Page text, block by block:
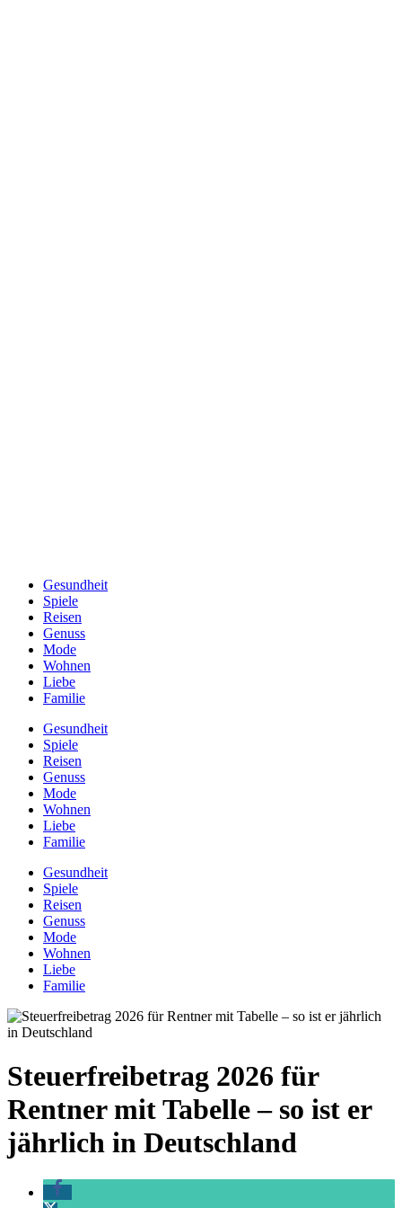
Gesundheit
Spiele
Reisen
Genuss
Mode
Wohnen
Liebe
Familie
Gesundheit
Spiele
Reisen
Genuss
Mode
Wohnen
Liebe
Familie
Gesundheit
Spiele
Reisen
Genuss
Mode
Wohnen
Liebe
Familie
Steuerfreibetrag 2026 für
Rentner mit Tabelle – so ist er
jährlich in Deutschland